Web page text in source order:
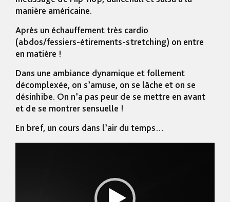
manière américaine.
Après un échauffement très cardio
(abdos/fessiers-étirements-stretching) on entre
en matière !
Dans une ambiance dynamique et follement
décomplexée, on s’amuse, on se lâche et on se
désinhibe. On n’a pas peur de se mettre en avant
et de se montrer sensuelle !
En bref, un cours dans l’air du temps…